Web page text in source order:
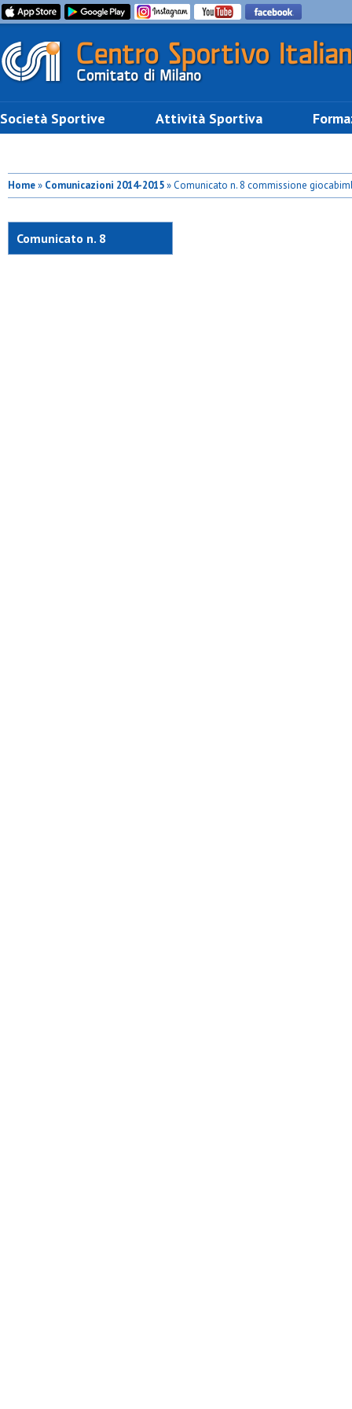
Società Sportive Attività Sportiva
Home» Comunicazioni 2014-2015» Comunicato n. 8 commissione
Comunicato n. 8